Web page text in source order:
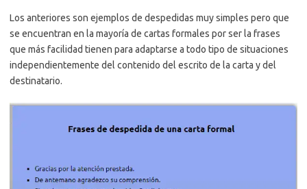
Los anteriores son ejemplos de despedidas muy simples pero que
se encuentran en la mayoría de cartas formales por ser la frases
que más facilidad tienen para adaptarse a todo tipo de situaciones
independientemente del contenido del escrito de la carta y del
destinatario.